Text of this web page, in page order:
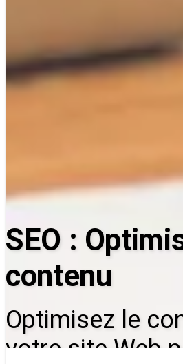
SEO :
contenu
Optimisez le
votre site Web